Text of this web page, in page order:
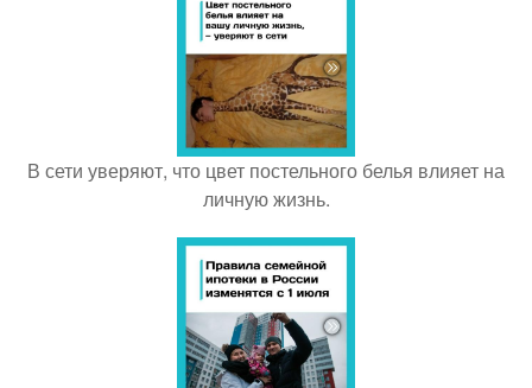
В сети уверяют, что цвет постельного белья влияет на
личную жизнь.